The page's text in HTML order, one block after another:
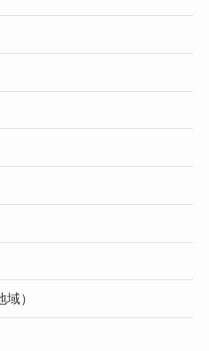
）